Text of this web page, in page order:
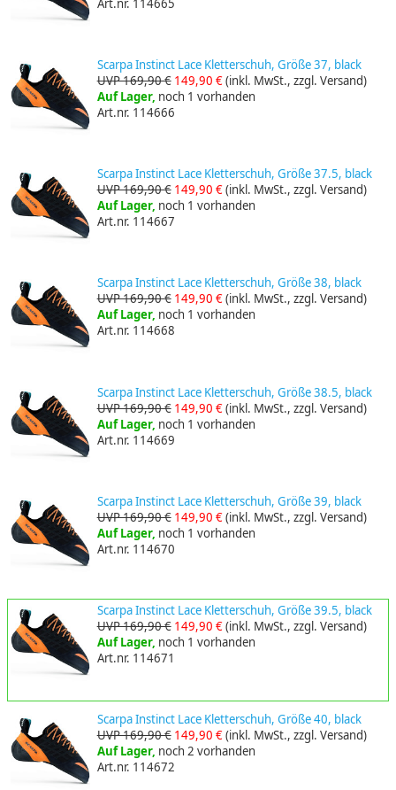
Scarpa Instinct Lace Kletterschuh, Größe 37, black
UVP 169,90 € 149,90 €(inkl. MwSt., zzgl. Versand)
Auf Lager, noch 1 vorhanden
Art.nr. 114666
Scarpa Instinct Lace Kletterschuh, Größe 37.5, black
UVP 169,90 € 149,90 €(inkl. MwSt., zzgl. Versand)
Auf Lager, noch 1 vorhanden
Art.nr. 114667
Scarpa Instinct Lace Kletterschuh, Größe 38, black
UVP 169,90 € 149,90 €(inkl. MwSt., zzgl. Versand)
Auf Lager, noch 1 vorhanden
Art.nr. 114668
Scarpa Instinct Lace Kletterschuh, Größe 38.5, black
UVP 169,90 € 149,90 €(inkl. MwSt., zzgl. Versand)
Auf Lager, noch 1 vorhanden
Art.nr. 114669
Scarpa Instinct Lace Kletterschuh, Größe 39, black
UVP 169,90 € 149,90 €(inkl. MwSt., zzgl. Versand)
Auf Lager, noch 1 vorhanden
Art.nr. 114670
Scarpa Instinct Lace Kletterschuh, Größe 39.5, black
UVP 169,90 € 149,90 €(inkl. MwSt., zzgl. Versand)
Auf Lager, noch 1 vorhanden
Art.nr. 114671
Scarpa Instinct Lace Kletterschuh, Größe 40, black
UVP 169,90 € 149,90 €(inkl. MwSt., zzgl. Versand)
Auf Lager, noch 2 vorhanden
Art.nr. 114672